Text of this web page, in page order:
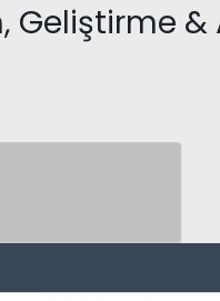
Geliştirme